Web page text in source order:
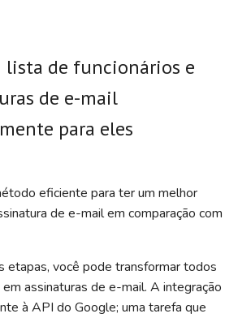
lista de funcionários e
de e-mail
para eles
eficiente para ter um melhor
de e-mail em comparação com
etapas, você pode transformar todos
assinaturas de e-mail. A integração
à API do Google; uma tarefa que